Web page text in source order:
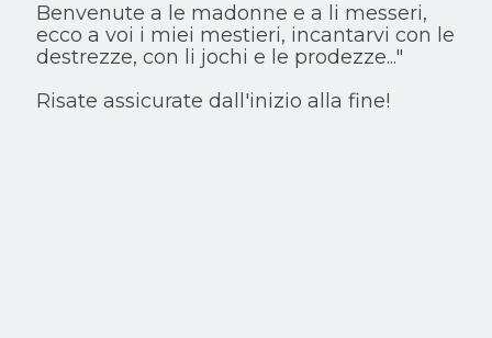
Benvenute a le madonne e a li messeri,
ecco a voi i miei mestieri, incantarvi con le
destrezze, con li jochi e le prodezze..."
Risate assicurate dall'inizio alla fine!